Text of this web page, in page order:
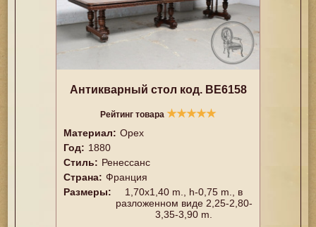
Антикварный стол код. BE6158
Рейтинг товара ★★★★★
Материал: Орех
Год: 1880
Стиль: Ренессанс
Страна: Франция
Размеры:
1,70x1,40 m., h-0,75 m., в
разложенном виде 2,25-2,80-
3,35-3,90 m.